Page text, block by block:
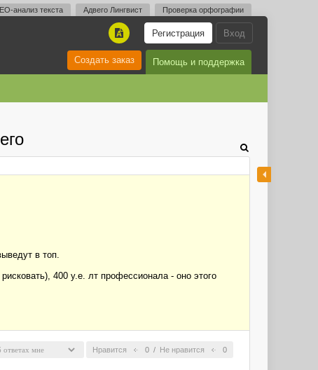
анализ текста Адвего Лингвист Проверка орфографии
Вход
Регистрация
A
Помощь и поддержка
Создать заказ
в топ.
400 у.е. лт профессионала - оно этого
Нравится 0 / Не нравится 0